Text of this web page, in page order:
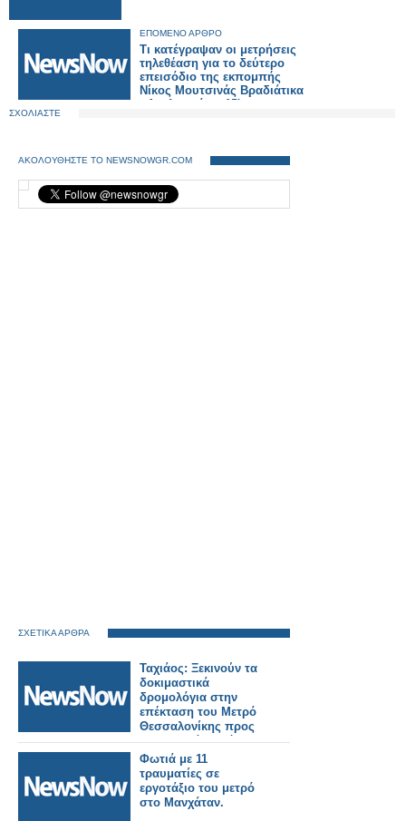
ΕΠΟΜΕΝΟ ΑΡΘΡΟ
Τι κατέγραψαν οι μετρήσεις
τηλεθέαση για το δεύτερο
επεισόδιο της εκπομπής
Νίκος Μουτσινάς Βραδιάτικα
- Αναλυτικά τα 15'
ΣΧΟΛΙΑΣΤΕ
ΑΚΟΛΟΥΘΗΣΤΕ ΤΟ NEWSNOWGR.COM
ΣΧΕΤΙΚΑ ΑΡΘΡΑ
Ταχιάος: Ξεκινούν τα
δοκιμαστικά
δρομολόγια στην
επέκταση του Μετρό
Θεσσαλονίκης προς
Καλαμαριά – Στόχος η
λειτουργία έως το
τέλος του μήνα.
Φωτιά με 11
τραυματίες σε
εργοτάξιο του μετρό
στο Μανχάταν.